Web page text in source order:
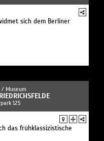
sich dem Berliner
/ Museum
125
das frühklassizistische